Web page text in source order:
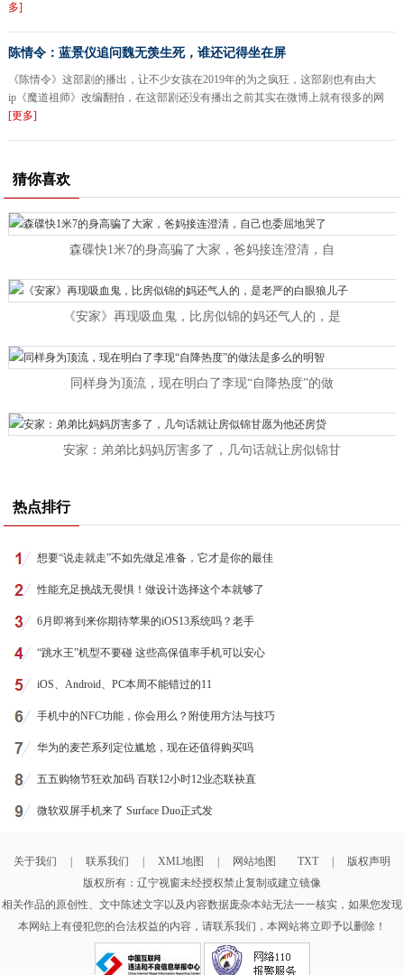
多]
陈情令：蓝景仪追问魏无羡生死，谁还记得坐在屏
《陈情令》这部剧的播出，让不少女孩在2019年的为之疯狂，这部剧也有由大
ip《魔道祖师》改编翻拍，在这部剧还没有播出之前其实在微博上就有很多的网
[更多]
猜你喜欢
森碟快1米7的身高骗了大家，爸妈接连澄清，自
《安家》再现吸血鬼，比房似锦的妈还气人的，是
同样身为顶流，现在明白了李现“自降热度”的做
安家：弟弟比妈妈厉害多了，几句话就让房似锦甘
热点排行
想要“说走就走”不如先做足准备，它才是你的最佳
性能充足挑战无畏惧！做设计选择这个本就够了
6月即将到来你期待苹果的iOS13系统吗？老手
“跳水王”机型不要碰 这些高保值率手机可以安心
iOS、Android、PC本周不能错过的11
手机中的NFC功能，你会用么？附使用方法与技巧
华为的麦芒系列定位尴尬，现在还值得购买吗
五五购物节狂欢加码 百联12小时12业态联袂直
微软双屏手机来了 Surface Duo正式发
关于我们 联系我们 XML地图 网站地图 TXT
版权声明
版权所有：辽宁视窗未经授权禁止复制或建立镜像
相关作品的原创性、文中陈述文字以及内容数据庞杂本站无法一一核实，如果您发现
本网站上有侵犯您的合法权益的内容，请联系我们，本网站将立即予以删除！